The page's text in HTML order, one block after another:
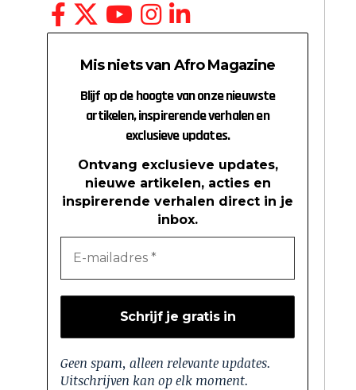
Mis niets van Afro Magazine
Blijf op de hoogte van onze nieuwste
artikelen, inspirerende verhalen en
exclusieve updates.
Ontvang exclusieve updates,
nieuwe artikelen, acties en
inspirerende verhalen direct in je
inbox.
Geen spam, alleen relevante updates.
Uitschrijven kan op elk moment.